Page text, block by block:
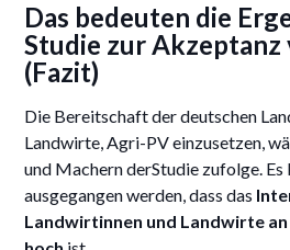
Das bedeuten die
Studie zur Akzeptanz
(Fazit)
Die Bereitschaft der deutschen
Landwirte, Agri-PV einzusetzen,
und Machern derStudie zufolge. Es
ausgegangen werden, dass das
Landwirtinnen und Landwirte